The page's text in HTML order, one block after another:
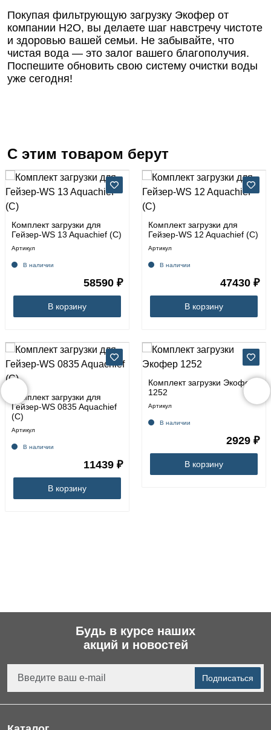
Покупая фильтрующую загрузку Экофер от
компании Н2О, вы делаете шаг навстречу чистоте
и здоровью вашей семьи. Не забывайте, что
чистая вода — это залог вашего благополучия.
Поспешите обновить свою систему очистки воды
уже сегодня!
С этим товаром берут
Комплект загрузки для
Гейзер-WS 13 Aquachief (C)
Артикул
В наличии
58590 ₽
В корзину
Комплект загрузки для
Гейзер-WS 12 Aquachief (C)
Артикул
В наличии
47430 ₽
В корзину
Комплект загрузки для
Гейзер-WS 0835 Aquachief
(C)
Артикул
В наличии
11439 ₽
В корзину
Комплект загрузки Экофер
1252
Артикул
В наличии
2929 ₽
В корзину
Будь в курсе наших
акций и новостей
Подписаться